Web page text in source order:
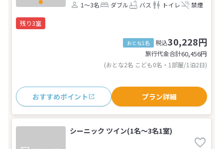
1～3名 ダブル バス トイレ 禁煙
残り3室
おとな1名 税込30,228円
旅行代金合計60,456円
(おとな2名 こども0名・1部屋/1泊2日)
おすすめポイント プラン詳細
シーニック ツイン(1名～3名1室)